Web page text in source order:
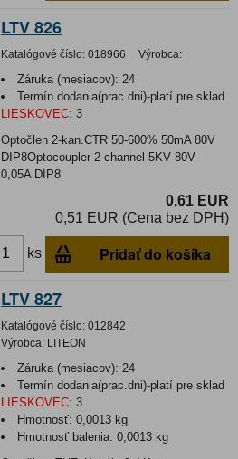
LTV 826
Katalógové číslo: 018966 Výrobca:
Záruka (mesiacov): 24
Termín dodania(prac.dni)-platí pre sklad
LIESKOVEC: 3
Optočlen 2-kan.CTR 50-600% 50mA 80V
DIP8Optocoupler 2-channel 5KV 80V
0,05A DIP8
0,61 EUR
0,51 EUR (Cena bez DPH)
ks Pridať do košíka
LTV 827
Katalógové číslo: 012842
Výrobca: LITEON
Záruka (mesiacov): 24
Termín dodania(prac.dni)-platí pre sklad
LIESKOVEC: 3
Hmotnosť:0,0013 kg
Hmotnosť balenia:0,0013 kg